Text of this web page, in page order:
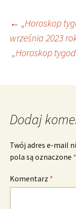
wpisu
← „Horoskop
września 2023
„Horoskop
Dodaj
Twój adres e-mail
pola są oznaczone *
Komentarz *